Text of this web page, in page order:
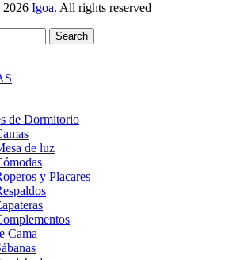
Igoa. All rights reserved
Search
de Dormitorio
de luz
y Placares
Cama